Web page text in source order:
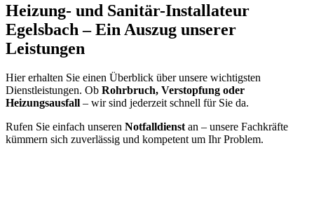
Heizung- und Sanitär-Installateur
Egelsbach – Ein Auszug unserer
Leistungen
Hier erhalten Sie einen Überblick über unsere wichtigsten
Dienstleistungen. Ob Rohrbruch, Verstopfung oder
Heizungsausfall – wir sind jederzeit schnell für Sie da.
Rufen Sie einfach unseren Notfalldienstan – unsere Fachkräfte
kümmern sich zuverlässig und kompetent um Ihr Problem.